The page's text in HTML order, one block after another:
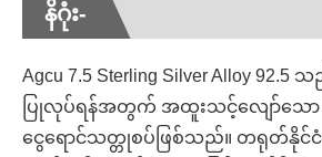
နိဂုံး-
Agcu 7.5 Sterling Silver Alloy
ပြုလုပ်ရန်အတွက် အထူးသင့်လျော်သေ
ငွေရောင်သတ္တုစပ်ဖြစ်သည်။ တရုတ်နို